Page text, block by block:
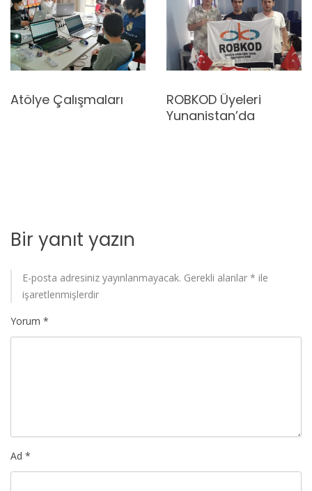
Atölye Çalışmaları
ROBKOD Üyeleri
Yunanistan’da
Bir yanıt yazın
E-posta adresiniz yayınlanmayacak. Gerekli alanlar * ile
işaretlenmişlerdir
Yorum *
Ad *